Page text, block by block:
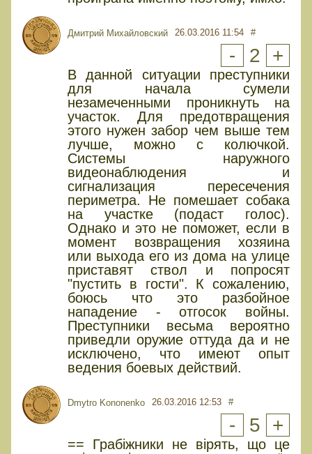
Дмитрий Михайловский 26.03.2016 11:54 #
- 2 +
В данной ситуации преступники
для начала сумели
незамеченными проникнуть на
участок. Для предотвращения
этого нужен забор чем выше тем
лучше, можно с колючкой.
Системы наружного
видеонаблюдения и
сигнализация пересечения
периметра. Не помешает собака
на участке (подаст голос).
Однако и это не поможет, если в
момент возвращения хозяина
или выхода его из дома на улице
приставят ствол и попросят
"пустить в гости". К сожалению,
боюсь что это разбойное
нападение - отгосок войны.
Преступники весьма вероятно
приведли оружие оттуда да и не
исключено, что имеют опыт
ведения боевых действий.
Dmytro Kononenko 26.03.2016 12:53 #
- 5 +
== Грабіжники не вірять, що це